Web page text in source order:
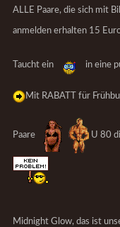
ALLE Paare, die sich mit
anmelden erhalten 15
Taucht ein in eine
Mit RABATT für
Paare U 80
Midnight Glow, das ist